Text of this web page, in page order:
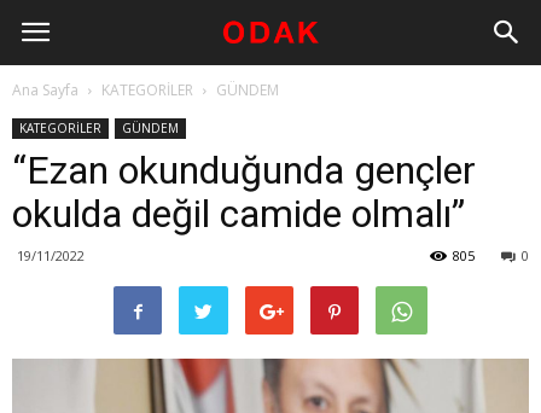
Ana Sayfa KATEGORİLER GÜNDEM
KATEGORİLER GÜNDEM
“Ezan okunduğunda gençler
okulda değil camide olmalı”
19/11/2022 0
805